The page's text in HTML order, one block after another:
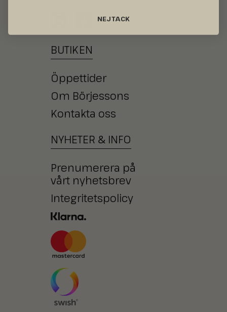
BUTIKEN
Öppettider
Om Börjessons
Kontakta oss
NYHETER & INFO
Prenumerera på
vårt nyhetsbrev
Integritetspolicy
NEJ TACK